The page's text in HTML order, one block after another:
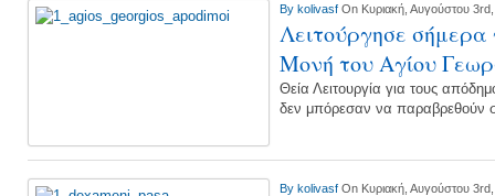
By kolivasf On Κυριακή, Αυγούστου
Λειτούργησε σήμερα
Μονή του Αγίου
Θεία Λειτουργία για τους
δεν μπόρεσαν να παραβρεθούν
By kolivasf On Κυριακή, Αυγούστου